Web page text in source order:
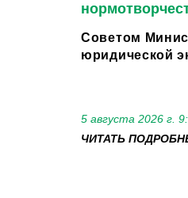
Советом
юридической
5 августа 2026 г.
ЧИТАТЬ